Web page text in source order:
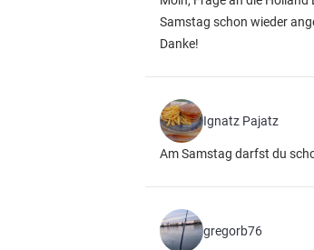
Samstag schon wieder
Danke!
Ignatz Pajatz
Am Samstag darfst du
gregorb76